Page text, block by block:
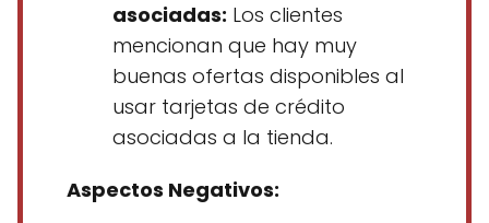
asociadas: Los clientes
mencionan que hay muy
buenas ofertas disponibles al
usar tarjetas de crédito
asociadas a la tienda.
Aspectos Negativos: